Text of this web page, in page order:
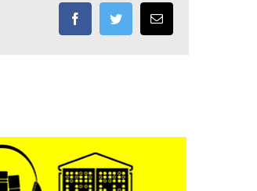
FacebookTwitter Email: